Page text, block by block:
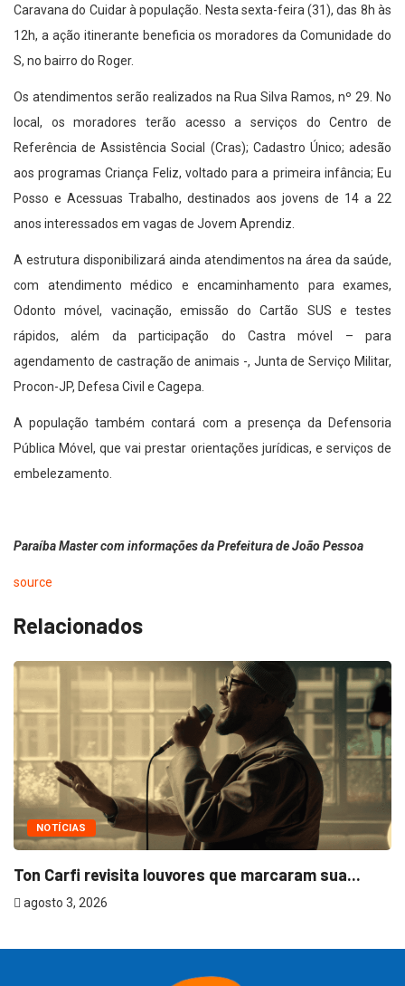
Caravana do Cuidar à população. Nesta sexta-feira (31), das 8h às
12h, a ação itinerante beneficia os moradores da Comunidade do
S, no bairro do Roger.
Os atendimentos serão realizados na Rua Silva Ramos, nº 29. No
local, os moradores terão acesso a serviços do Centro de
Referência de Assistência Social (Cras); Cadastro Único; adesão
aos programas Criança Feliz, voltado para a primeira infância; Eu
Posso e Acessuas Trabalho, destinados aos jovens de 14 a 22
anos interessados em vagas de Jovem Aprendiz.
A estrutura disponibilizará ainda atendimentos na área da saúde,
com atendimento médico e encaminhamento para exames,
Odonto móvel, vacinação, emissão do Cartão SUS e testes
rápidos, além da participação do Castra móvel – para
agendamento de castração de animais -, Junta de Serviço Militar,
Procon-JP, Defesa Civil e Cagepa.
A população também contará com a presença da Defensoria
Pública Móvel, que vai prestar orientações jurídicas, e serviços de
embelezamento.
Paraíba Master com informações da Prefeitura de João Pessoa
source
Relacionados
NOTÍCIAS
Ton Carfi revisita louvores que marcaram sua...
agosto 3, 2026